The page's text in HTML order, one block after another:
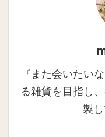
『また会いたい
る雑貨を目指し
製